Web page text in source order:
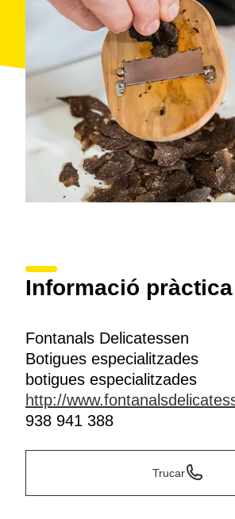
Informació pràctica
Fontanals Delicatessen
Botigues especialitzades
botigues especialitzades
http://
938 941 388
Trucar